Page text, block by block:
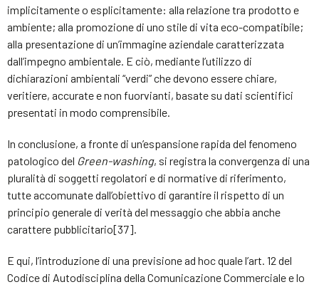
implicitamente o esplicitamente: alla relazione tra prodotto e
ambiente; alla promozione di uno stile di vita eco-compatibile;
alla presentazione di un’immagine aziendale caratterizzata
dall’impegno ambientale. E ciò, mediante l’utilizzo di
dichiarazioni ambientali “verdi” che devono essere chiare,
veritiere, accurate e non fuorvianti, basate su dati scientifici
presentati in modo comprensibile.
In conclusione, a fronte di un’espansione rapida del fenomeno
patologico del Green-washing, si registra la convergenza di una
pluralità di soggetti regolatori e di normative di riferimento,
tutte accomunate dall’obiettivo di garantire il rispetto di un
principio generale di verità del messaggio che abbia anche
carattere pubblicitario[37].
E qui, l’introduzione di una previsione ad hoc quale l’art. 12 del
Codice di Autodisciplina della Comunicazione Commerciale e lo